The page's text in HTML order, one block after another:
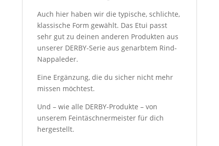
Auch hier haben wir die typische, schlichte,
klassische Form gewählt. Das Etui passt
sehr gut zu deinen anderen Produkten aus
unserer DERBY-Serie aus genarbtem Rind-
Nappaleder.
Eine Ergänzung, die du sicher nicht mehr
missen möchtest.
Und – wie alle DERBY-Produkte – von
unserem Feintäschnermeister für dich
hergestellt.